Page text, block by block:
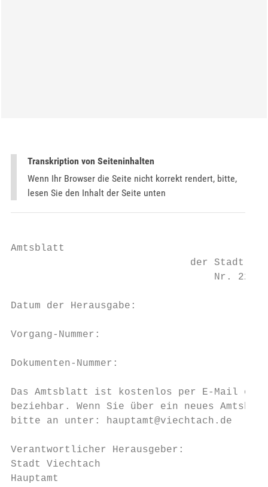
Transkription von Seiteninhalten
Wenn Ihr Browser die Seite nicht korrekt rendert, bitte,
lesen Sie den Inhalt der Seite unten
Amtsblatt
der Stadt
Nr. 22 /
Datum der Herausgabe:
Vorgang-Nummer:
Dokumenten-Nummer:
Das Amtsblatt ist kostenlos per E-Mail
beziehbar. Wenn Sie über ein neues
bitte an unter: hauptamt@viechtach.de
Verantwortlicher Herausgeber:
Stadt Viechtach
Hauptamt